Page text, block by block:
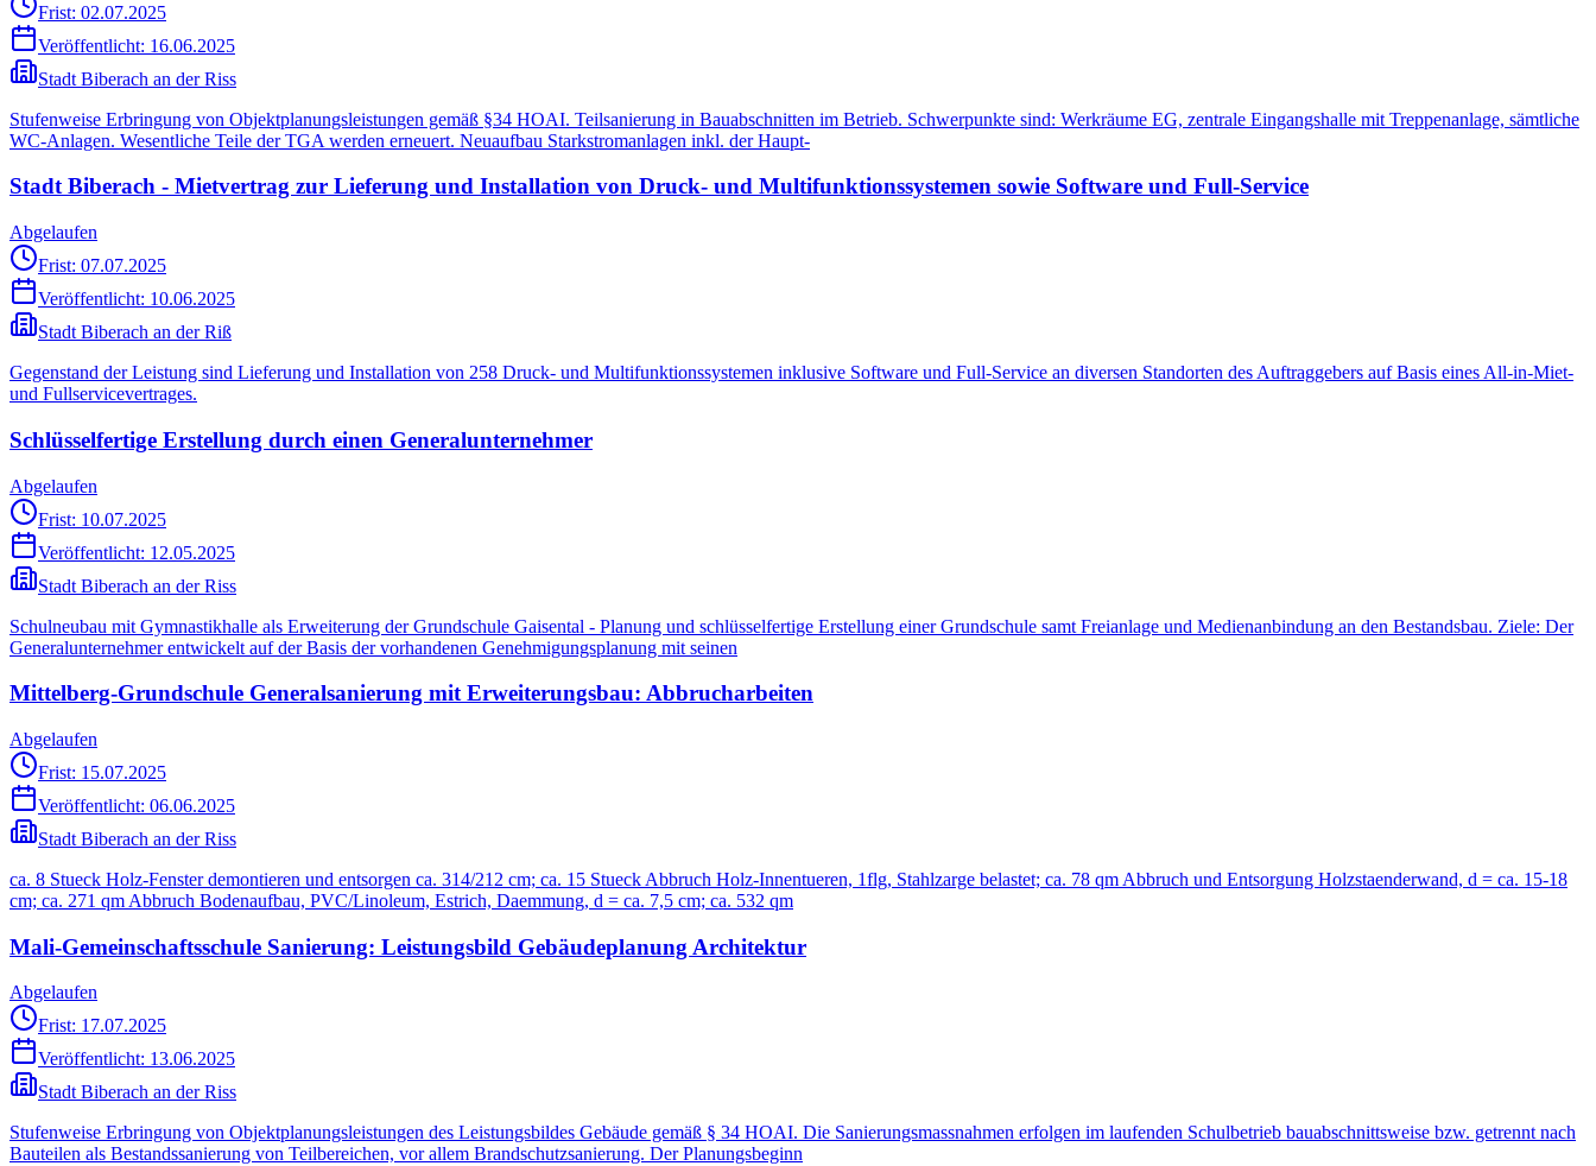
Frist: 02.07.2025
Veröffentlicht: 16.06.2025
Stadt Biberach an der Riss
Stufenweise Erbringung von Objektplanungsleistungen gemäß §34 HOAI. Teilsanierung in Bauabschnitten im Betrieb. Schwerpunkte sind: Werkräume EG, zentrale Eingangshalle mit Treppenanlage, sämtliche
WC-Anlagen. Wesentliche Teile der TGA werden erneuert. Neuaufbau Starkstromanlagen inkl. der Haupt-
Stadt Biberach - Mietvertrag zur Lieferung und Installation von Druck- und Multifunktionssystemen sowie Software und Full-Service
Abgelaufen
Frist: 07.07.2025
Veröffentlicht: 10.06.2025
Stadt Biberach an der Riß
Gegenstand der Leistung sind Lieferung und Installation von 258 Druck- und Multifunktionssystemen inklusive Software und Full-Service an diversen Standorten des Auftraggebers auf Basis eines All-in-Miet-
und Fullservicevertrages.
Schlüsselfertige Erstellung durch einen Generalunternehmer
Abgelaufen
Frist: 10.07.2025
Veröffentlicht: 12.05.2025
Stadt Biberach an der Riss
Schulneubau mit Gymnastikhalle als Erweiterung der Grundschule Gaisental - Planung und schlüsselfertige Erstellung einer Grundschule samt Freianlage und Medienanbindung an den Bestandsbau. Ziele: Der
Generalunternehmer entwickelt auf der Basis der vorhandenen Genehmigungsplanung mit seinen
Mittelberg-Grundschule Generalsanierung mit Erweiterungsbau: Abbrucharbeiten
Abgelaufen
Frist: 15.07.2025
Veröffentlicht: 06.06.2025
Stadt Biberach an der Riss
ca. 8 Stueck Holz-Fenster demontieren und entsorgen ca. 314/212 cm; ca. 15 Stueck Abbruch Holz-Innentueren, 1flg, Stahlzarge belastet; ca. 78 qm Abbruch und Entsorgung Holzstaenderwand, d = ca. 15-18
cm; ca. 271 qm Abbruch Bodenaufbau, PVC/Linoleum, Estrich, Daemmung, d = ca. 7,5 cm; ca. 532 qm
Mali-Gemeinschaftsschule Sanierung: Leistungsbild Gebäudeplanung Architektur
Abgelaufen
Frist: 17.07.2025
Veröffentlicht: 13.06.2025
Stadt Biberach an der Riss
Stufenweise Erbringung von Objektplanungsleistungen des Leistungsbildes Gebäude gemäß § 34 HOAI. Die Sanierungsmassnahmen erfolgen im laufenden Schulbetrieb bauabschnittsweise bzw. getrennt nach
Bauteilen als Bestandssanierung von Teilbereichen, vor allem Brandschutzsanierung. Der Planungsbeginn